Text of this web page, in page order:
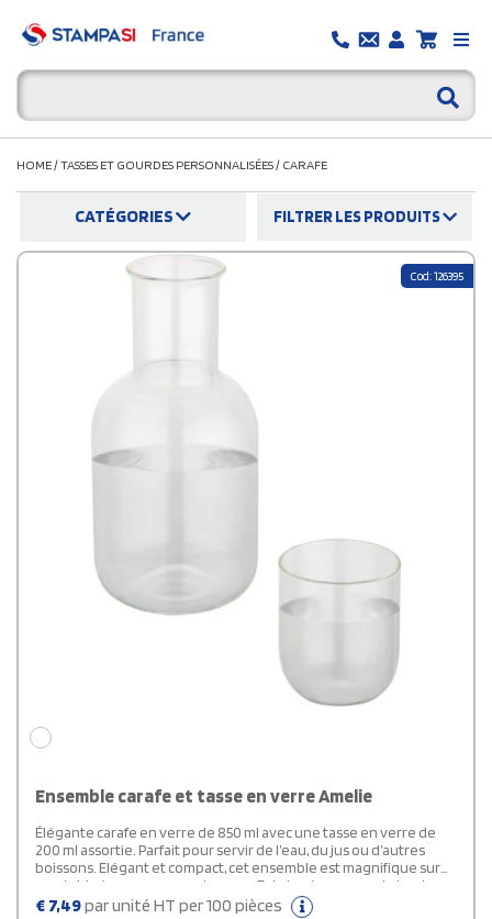
HOME/TASSES ET GOURDES PERSONNALISÉES/ CARAFE
CATÉGORIES FILTRER LES PRODUITS
Cod: 126395
Ensemble carafe et tasse en verre Amelie
Élégante carafe en verre de 850 ml avec une tasse en verre de
200 ml assortie. Parfait pour servir de l’eau, du jus ou d’autres
boissons. Elégant et compact, cet ensemble est magnifique sur
une table à manger ou un bureau. Fabriqué en verre de haute
qualité pour une meilleure transparence et une meilleure
€ 7,49par unité HT per 100 pièces